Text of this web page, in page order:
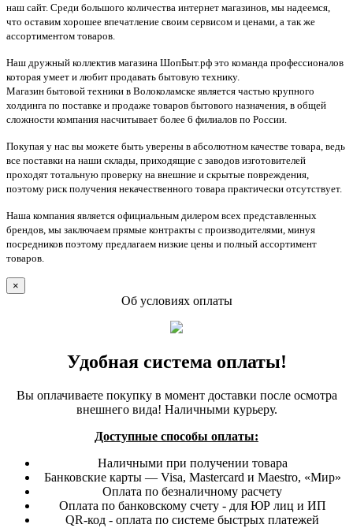
наш сайт. Среди большого количества интернет магазинов, мы надеемся,
что оставим хорошее впечатление своим сервисом и ценами, а так же
ассортиментом товаров.
Наш дружный коллектив магазина ШопБыт.рф это команда профессионалов
которая умеет и любит продавать бытовую технику.
Магазин бытовой техники в Волоколамске является частью крупного
холдинга по поставке и продаже товаров бытового назначения, в общей
сложности компания насчитывает более 6 филиалов по России.
Покупая у нас вы можете быть уверены в абсолютном качестве товара, ведь
все поставки на наши склады, приходящие с заводов изготовителей
проходят тотальную проверку на внешние и скрытые повреждения,
поэтому риск получения некачественного товара практически отсутствует.
Наша компания является официальным дилером всех представленных
брендов, мы заключаем прямые контракты с производителями, минуя
посредников поэтому предлагаем низкие цены и полный ассортимент
товаров.
×
Об условиях оплаты
Удобная система оплаты!
Вы оплачиваете покупку в момент доставки после осмотра
внешнего вида! Наличными курьеру.
Доступные способы оплаты:
Наличными при получении товара
Банковские карты — Visa, Mastercard и Maestro, «Мир»
Оплата по безналичному расчету
Оплата по банковскому счету - для ЮР лиц и ИП
QR-код - оплата по системе быстрых платежей